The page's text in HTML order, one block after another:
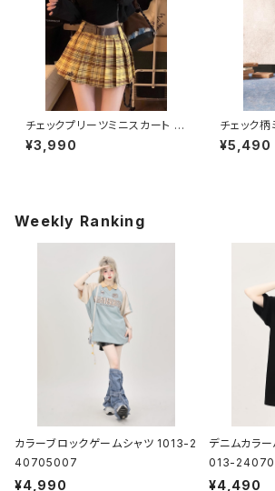
チェックプリーツミニスカート 1
013-240705025
¥3,990
チェック
40705021
¥5,490
Weekly Ranking
カラーブロックゲームシャツ 1013-2
40705007
¥4,990
デニムカラ
013-
¥4,490